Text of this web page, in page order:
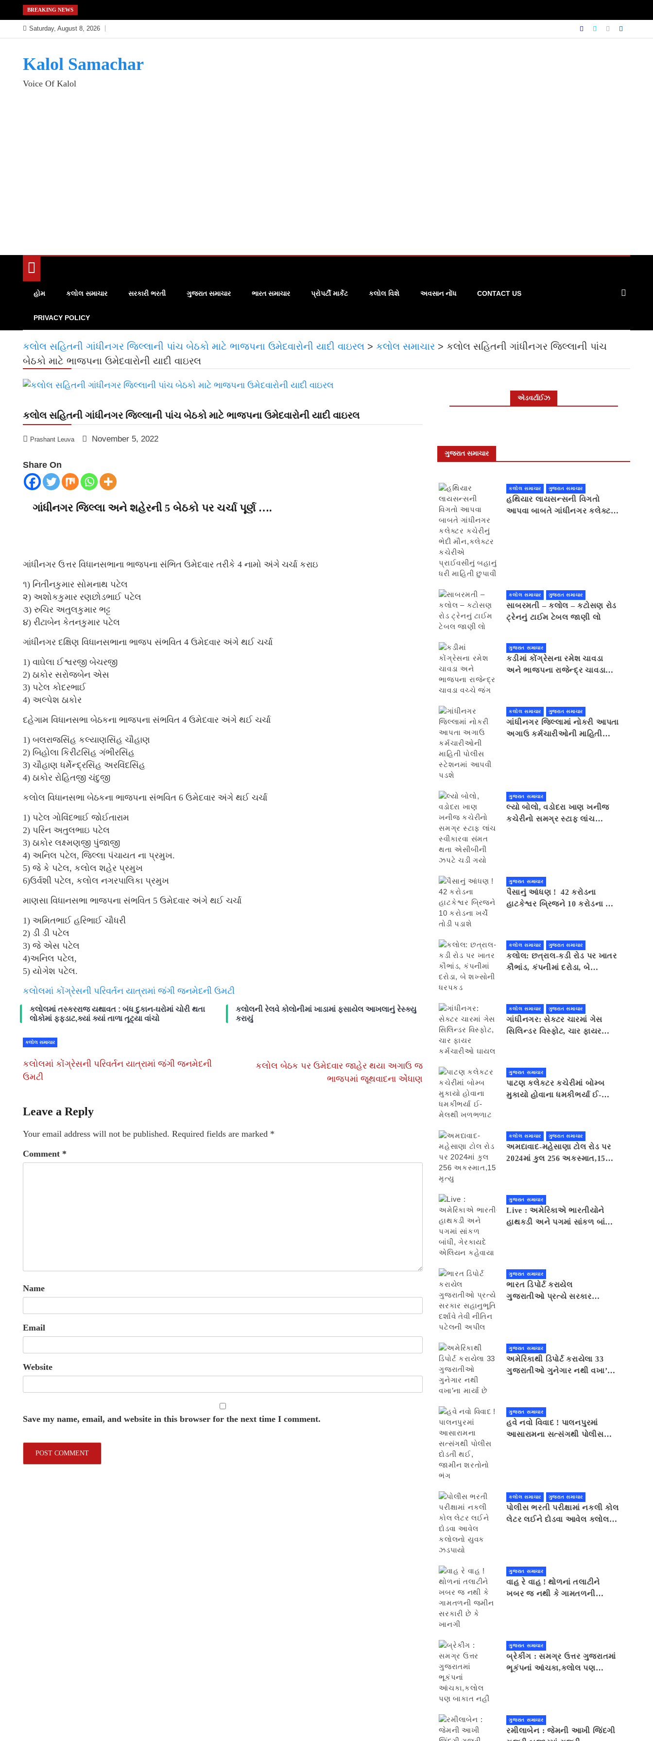
to
content
BREAKING NEWS
Saturday, August 8, 2026
Kalol Samachar
Voice Of Kalol
હોમ કલોલ સમાચાર સરકારી ભરતી ગુજરાત સમાચાર ભારત સમાચાર પ્રોપર્ટી માર્કેટ કલોલ વિશે અવસાન નોંધ CONTACT US
PRIVACY POLICY
કલોલ સહિતની ગાંધીનગર જિલ્લાની પાંચ બેઠકો માટે ભાજપના ઉમેદવારોની યાદી વાઇરલ > કલોલ સમાચાર > કલોલ સહિતની ગાંધીનગર જિલ્લાની પાંચ
બેઠકો માટે ભાજપના ઉમેદવારોની યાદી વાઇરલ
કલોલ સહિતની ગાંધીનગર જિલ્લાની પાંચ બેઠકો માટે ભાજપના ઉમેદવારોની યાદી વાઇરલ
Prashant Leuva November 5, 2022
Share On
ગાંધીનગર જિલ્લા અને શહેરની 5 બેઠકો પર ચર્ચા પૂર્ણ ….
ગાંધીનગર ઉત્તર વિધાનસભાના ભાજપના સંભિત ઉમેદવાર તરીકે 4 નામો અંગે ચર્ચા કરાઇ
૧) નિતીનકુમાર સોમનાથ પટેલ
૨) અશોકકુમાર રણછોડભાઈ પટેલ
૩) રુચિર અતુલકુમાર ભટ્ટ
૪) રીટાબેન કેતનકુમાર પટેલ
ગાંધીનગર દક્ષિણ વિધાનસભાના ભાજપ સંભવિત 4 ઉમેદવાર અંગે થઈ ચર્ચા
1) વાઘેલા ઈશ્વરજી બેચરજી
2) ઠાકોર સરોજબેન એસ
3) પટેલ કોદરભાઈ
4) અલ્પેશ ઠાકોર
દહેગામ વિધાનસભા બેઠકના ભાજપના સંભવિત 4 ઉમેદવાર અંગે થઈ ચર્ચા
1) બલરાજસિંહ કલ્યાણસિંહ ચૌહાણ
2) બિહોલા કિરીટસિંહ ગંભીરસિંહ
3) ચૌહાણ ધર્મેન્દ્રસિંહ અરવિંદસિંહ
4) ઠાકોર રોહિતજી ચંદુજી
કલોલ વિધાનસભા બેઠકના ભાજપના સંભવિત 6 ઉમેદવાર અંગે થઈ ચર્ચા
1) પટેલ ગોવિંદભાઈ જોઈતારામ
2) પરિન અતુલભાઇ પટેલ
3) ઠાકોર લક્ષ્મણજી પુંજાજી
4) અનિલ પટેલ, જિલ્લા પંચાયત ના પ્રમુખ.
5) જે કે પટેલ, કલોલ શહેર પ્રમુખ
6)ઉર્વશી પટેલ, કલોલ નગરપાલિકા પ્રમુખ
માણસા વિધાનસભા ભાજપના સંભવિત 5 ઉમેદવાર અંગે થઈ ચર્ચા
1) અમિતભાઈ હરિભાઈ ચૌધરી
2) ડી ડી પટેલ
3) જે એસ પટેલ
4)અનિલ પટેલ,
5) યોગેશ પટેલ.
કલોલમાં કોંગ્રેસની પરિવર્તન યાત્રામાં જંગી જનમેદની ઉમટી
કલોલમાં તસ્કરરાજ યથાવત : બંધ દુકાન-ઘરોમાં ચોરી થતા
લોકોમાં ફફડાટ,ક્યાં ક્યાં તાળા તૂટ્યા વાંચો
કલોલની રેલવે કોલોનીમાં ખાડામાં ફસાયેલ આખલાનું રેસ્ક્યુ
કરાયું
કલોલ સમાચાર
કલોલમાં કોંગ્રેસની પરિવર્તન યાત્રામાં જંગી જનમેદની
ઉમટી
કલોલ બેઠક પર ઉમેદવાર જાહેર થયા અગાઉ જ
ભાજપમાં જૂથવાદના એંધાણ
Leave a Reply
Your email address will not be published. Required fields are marked *
Comment *
Name
Email
Website
Save my name, email, and website in this browser for the next time I comment.
એડવર્ટાઈઝ
ગુજરાત સમાચાર
કલોલ સમાચાર ગુજરાત સમાચાર
હથિયાર લાયસન્સની વિગતો
આપવા બાબતે ગાંધીનગર કલેક્ટર
કલોલ સમાચાર ગુજરાત સમાચાર
સાબરમતી – કલોલ – કટોસણ રોડ
ટ્રેનનું ટાઈમ ટેબલ જાણી લો
ગુજરાત સમાચાર
કડીમાં કોંગ્રેસના રમેશ ચાવડા
અને ભાજપના રાજેન્દ્ર ચાવડા
કલોલ સમાચાર ગુજરાત સમાચાર
ગાંધીનગર જિલ્લામાં નોકરી આપતા
અગાઉ કર્મચારીઓની માહિતી
ગુજરાત સમાચાર
લ્યો બોલો, વડોદરા ખાણ ખનીજ
કચેરીનો સમગ્ર સ્ટાફ લાંચ
ગુજરાત સમાચાર
પૈસાનું આંધણ ! 42 કરોડના
હાટકેશ્વર બ્રિજને 10 કરોડના ખર્ચે
કલોલ સમાચાર ગુજરાત સમાચાર
કલોલ: છત્રાલ-કડી રોડ પર ખાતર
કૌભાંડ, કંપનીમાં દરોડા, બે
કલોલ સમાચાર ગુજરાત સમાચાર
ગાંધીનગર: સેક્ટર ચારમાં ગેસ
સિલિન્ડર વિસ્ફોટ, ચાર ફાયર
ગુજરાત સમાચાર
પાટણ કલેકટર કચેરીમાં બોમ્બ
મુકાયો હોવાના ધમકીભર્યા ઈ-
કલોલ સમાચાર ગુજરાત સમાચાર
અમદાવાદ-મહેસાણા ટોલ રોડ પર
2024માં કુલ 256 અકસ્માત,15
ગુજરાત સમાચાર
Live : અમેરિકાએ ભારતીયોને
હાથકડી અને પગમાં સાંકળ બાંધી,
ગુજરાત સમાચાર
ભારત ડિપોર્ટ કરાયેલ
ગુજરાતીઓ પ્રત્યે સરકાર
ગુજરાત સમાચાર
અમેરિકાથી ડિપોર્ટ કરાયેલા 33
ગુજરાતીઓ ગુનેગાર નથી વખા’ના
ગુજરાત સમાચાર
હવે નવો વિવાદ ! પાલનપુરમાં
આસારામના સત્સંગથી પોલીસ
કલોલ સમાચાર ગુજરાત સમાચાર
પોલીસ ભરતી પરીક્ષામાં નકલી કોલ
લેટર લઈને દોડવા આવેલ કલોલનો
ગુજરાત સમાચાર
વાહ રે વાહ ! થોળનાં તલાટીને
ખબર જ નથી કે ગામતળની
ગુજરાત સમાચાર
બ્રેકીંગ : સમગ્ર ઉત્તર ગુજરાતમાં
ભૂકંપનાં આંચકા,કલોલ પણ
ગુજરાત સમાચાર
રમીલાબેન : જેમની આખી જિંદગી